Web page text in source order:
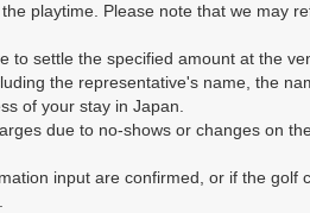
のプランを絞り込むことができます。
11月 12月
playtime. Please note that we may
to settle the specified amount at the
the representative's name, the
of your stay in Japan.
due to no-shows or changes on
input are confirmed, or if the